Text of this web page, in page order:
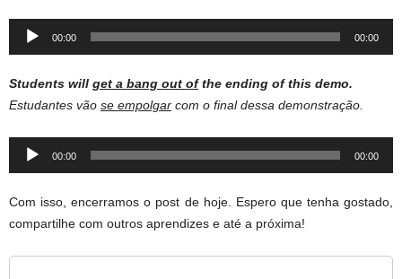
Audio
00:00 00:00
Students will get a bang out ofthe ending of this demo.
Estudantes vão se empolgar com o final dessa demonstração.
Audio
00:00 00:00
Com isso, encerramos o post de hoje. Espero que tenha gostado,
compartilhe com outros aprendizes e até a próxima!